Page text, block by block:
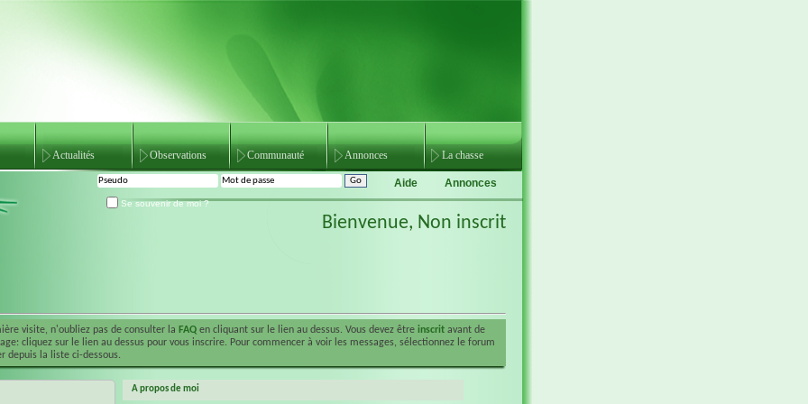
Actualités Observations Communauté Annonces La chasse
Annonces
Aide
Se souvenir de moi ?
Bienvenue, Non inscrit
visite, n'oubliez pas de consulter la FAQ en cliquant sur le lien au dessus. Vous devez être inscrit avant de
cliquez sur le lien au dessus pour vous inscrire. Pour commencer à voir les messages, sélectionnez le forum
depuis la liste ci-dessous.
A propos de moi